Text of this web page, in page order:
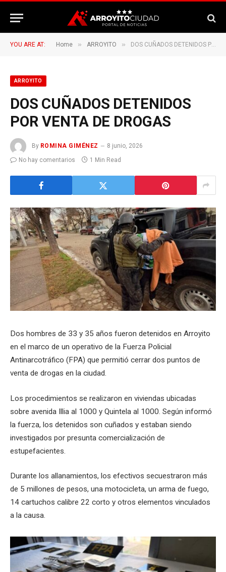
YOU ARE AT: Home » ARROYITO » DOS CUÑADOS DETENIDOS POR VENTA DE DROGAS
ARROYITO
DOS CUÑADOS DETENIDOS
POR VENTA DE DROGAS
By ROMINA GIMÉNEZ
8 junio, 2026
No hay comentarios
1 Min Read
Dos hombres de 33 y 35 años fueron detenidos en Arroyito
en el marco de un operativo de la Fuerza Policial
Antinarcotráfico (FPA) que permitió cerrar dos puntos de
venta de drogas en la ciudad.
Los procedimientos se realizaron en viviendas ubicadas
sobre avenida Illia al 1000 y Quintela al 1000. Según informó
la fuerza, los detenidos son cuñados y estaban siendo
investigados por presunta comercialización de
estupefacientes.
Durante los allanamientos, los efectivos secuestraron más
de 5 millones de pesos, una motocicleta, un arma de fuego,
14 cartuchos calibre 22 corto y otros elementos vinculados
a la causa.